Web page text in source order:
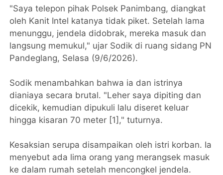
"Saya telepon pihak Polsek Panimbang, diangkat
oleh Kanit Intel katanya tidak piket. Setelah lama
menunggu, jendela didobrak, mereka masuk dan
langsung memukul," ujar Sodik di ruang sidang PN
Pandeglang, Selasa (9/6/2026).
Sodik menambahkan bahwa ia dan istrinya
dianiaya secara brutal. "Leher saya dipiting dan
dicekik, kemudian dipukuli lalu diseret keluar
hingga kisaran 70 meter [1]," tuturnya.
Kesaksian serupa disampaikan oleh istri korban. Ia
menyebut ada lima orang yang merangsek masuk
ke dalam rumah setelah mencongkel jendela.